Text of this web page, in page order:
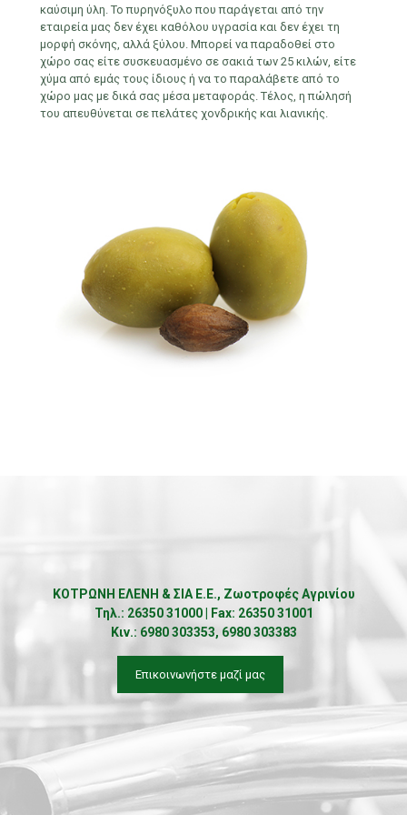
καύσιμη ύλη. Το πυρηνόξυλο που παράγεται από την
εταιρεία μας δεν έχει καθόλου υγρασία και δεν έχει τη
μορφή σκόνης, αλλά ξύλου. Μπορεί να παραδοθεί στο
χώρο σας είτε συσκευασμένο σε σακιά των 25 κιλών, είτε
χύμα από εμάς τους ίδιους ή να το παραλάβετε από το
χώρο μας με δικά σας μέσα μεταφοράς. Τέλος, η πώλησή
του απευθύνεται σε πελάτες χονδρικής και λιανικής.
ΚΟΤΡΩΝΗ ΕΛΕΝΗ & ΣΙΑ Ε.Ε., Ζωοτροφές Αγρινίου
Τηλ.: 26350 31000 | Fax: 26350 31001
Κιν.: 6980 303353, 6980 303383
Επικοινωνήστε μαζί μας